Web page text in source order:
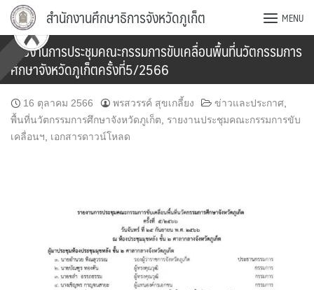
Skip
content
สำนักงานศึกษาธิการจังหวัดภูเก็ต MENU
รายงานการประชุมคณะกรรมการขับเคลื่อนพื้นที่นวัตกรรมการ
ศึกษาจังหวัดภูเก็ตครั้งที่5/2566
16 ตุลาคม 2566 พรสวรรค์ สุขเกลี้ยง ข่าวและประกาศ
พื้นที่นวัตกรรมการศึกษาจังหวัดภูเก็ต
รายงานประชุมคณะกรรมการขับ
เคลื่อนฯ
เอกสารดาวน์โหลด